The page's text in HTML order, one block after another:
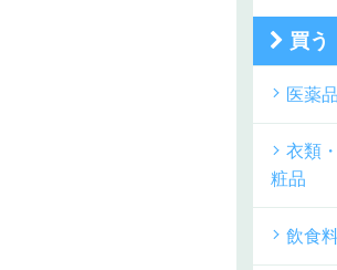
買う
医薬
衣類
粧品
飲食